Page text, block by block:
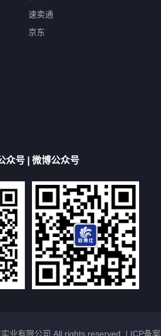
杆清洗机
全自动/半自动系列
双槽三槽四槽五槽多槽系列
波清洗机除油污
波清洗机洗眼镜
速卖通
京东
众号 | 微博公众号
业有限公司 All rights reserved. | ICP备案